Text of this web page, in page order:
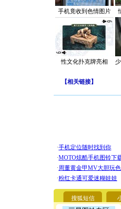
手机竟收到色情图片
性文化扑克牌亮相
【相关链接】
搜狐短信